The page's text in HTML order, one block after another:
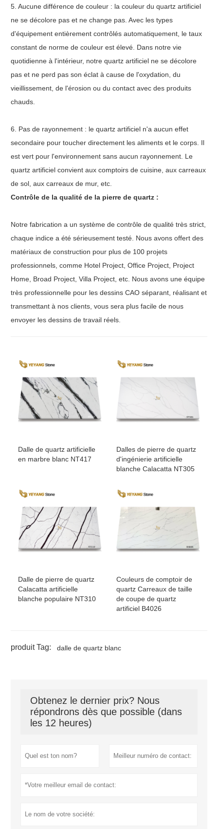
5. Aucune différence de couleur : la couleur du quartz artificiel
ne se décolore pas et ne change pas. Avec les types
d'équipement entièrement contrôlés automatiquement, le taux
constant de norme de couleur est élevé. Dans notre vie
quotidienne à l'intérieur, notre quartz artificiel ne se décolore
pas et ne perd pas son éclat à cause de l'oxydation, du
vieillissement, de l'érosion ou du contact avec des produits
chauds.
6. Pas de rayonnement : le quartz artificiel n'a aucun effet
secondaire pour toucher directement les aliments et le corps. Il
est vert pour l'environnement sans aucun rayonnement. Le
quartz artificiel convient aux comptoirs de cuisine, aux carreaux
de sol, aux carreaux de mur, etc.
Contrôle de la qualité de la pierre de quartz :
Notre fabrication a un système de contrôle de qualité très strict,
chaque indice a été sérieusement testé. Nous avons offert des
matériaux de construction pour plus de 100 projets
professionnels, comme Hotel Project, Office Project, Project
Home, Broad Project, Villa Project, etc. Nous avons une équipe
très professionnelle pour les dessins CAO séparant, réalisant et
transmettant à nos clients, vous sera plus facile de nous
envoyer les dessins de travail réels.
Dalle de quartz artificielle
en marbre blanc NT417
Dalles de pierre de quartz
d'ingénierie artificielle
blanche Calacatta NT305
Dalle de pierre de quartz
Calacatta artificielle
blanche populaire NT310
Couleurs de comptoir de
quartz Carreaux de taille
de coupe de quartz
artificiel B4026
produit Tag: dalle de quartz blanc
Obtenez le dernier prix? Nous
répondrons dès que possible (dans
les 12 heures)